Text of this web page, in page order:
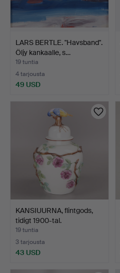
LARS BERTLE. "Havsband".
Öljy kankaalle, s…
19 tuntia
4 tarjousta
49 USD
KANSIUURNA, flintgods,
tidigt 1900-tal.
19 tuntia
3 tarjousta
43 USD